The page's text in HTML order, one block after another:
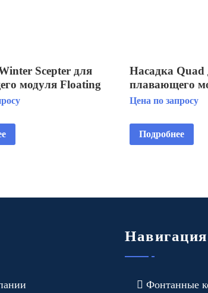
Scepter для
модуля Floating
7 1/2 HP 2
Насадка Quad
плавающего
Display Aerator
Цена по запросу
Подробнее
Навигация
Фонтанные